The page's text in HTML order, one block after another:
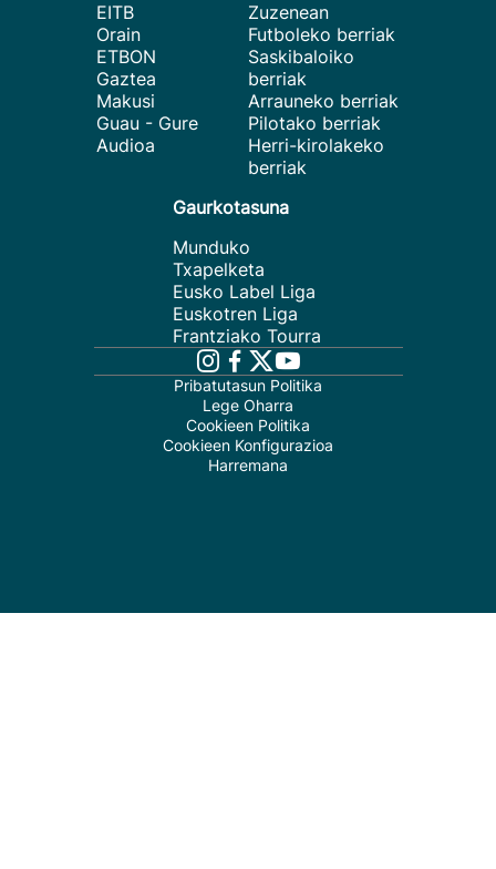
EITB
Orain
ETBON
Gaztea
Makusi
Guau - Gure
Audioa
Zuzenean
Futboleko berriak
Saskibaloiko
berriak
Arrauneko berriak
Pilotako berriak
Herri-kirolakeko
berriak
Gaurkotasuna
Munduko
Txapelketa
Eusko Label Liga
Euskotren Liga
Frantziako Tourra
Pribatutasun Politika
Lege Oharra
Cookieen Politika
Cookieen Konfigurazioa
Harremana